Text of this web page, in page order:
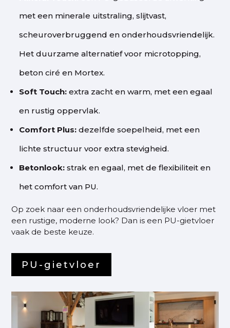
met een minerale uitstraling, slijtvast,
scheuroverbruggend en onderhoudsvriendelijk.
Het duurzame alternatief voor microtopping,
beton ciré en Mortex.
Soft Touch: extra zacht en warm, met een egaal
en rustig oppervlak.
Comfort Plus: dezelfde soepelheid, met een
lichte structuur voor extra stevigheid.
Betonlook: strak en egaal, met de flexibiliteit en
het comfort van PU.
Op zoek naar een onderhoudsvriendelijke vloer met
een rustige, moderne look? Dan is een PU-gietvloer
vaak de beste keuze.
PU-gietvloer